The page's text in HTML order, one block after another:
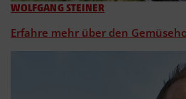
WOLFGANG STEINER
Erfahre mehr über den